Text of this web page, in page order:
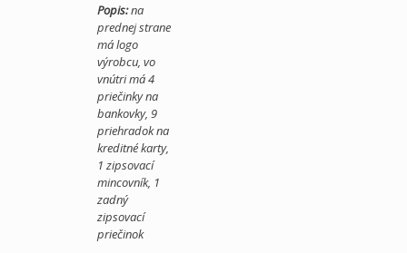
Popis:na
prednej strane
má logo
výrobcu, vo
vnútri má 4
priečinky na
bankovky, 9
priehradok na
kreditné karty,
1 zipsovací
mincovník, 1
zadný
zipsovací
priečinok